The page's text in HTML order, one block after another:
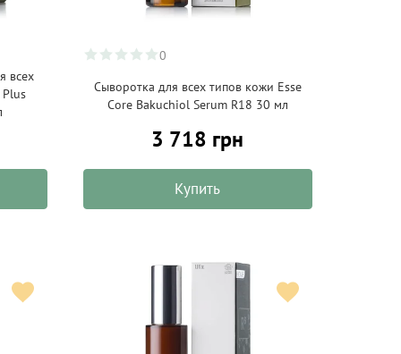
всех
Plus
0
Сыворотка для всех типов кожи Esse
Core Bakuchiol Serum R18 30 мл
3 718 грн
Купить